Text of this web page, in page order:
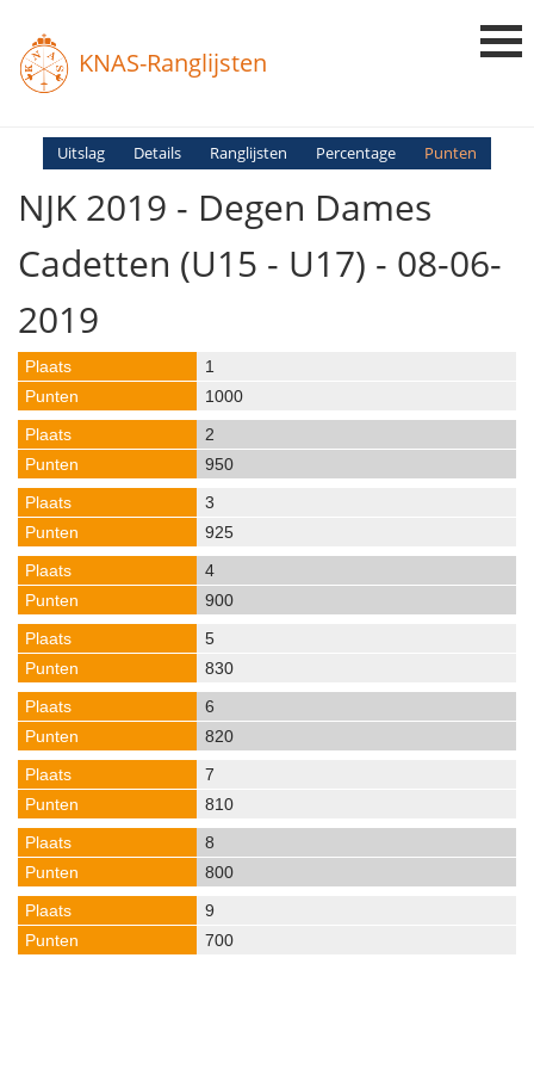
KNAS-Ranglijsten
Login
Uitslag Details Ranglijsten Percentage Punten
NJK 2019 - Degen Dames
Cadetten (U15 - U17) - 08-06-
2019
1
1000
2
950
3
925
4
900
5
830
6
820
7
810
8
800
9
700